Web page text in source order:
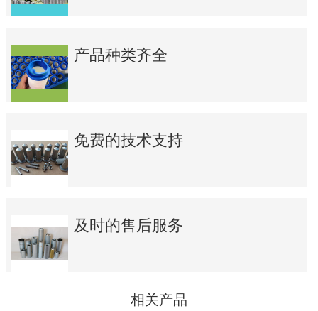
产品种类齐全
免费的技术支持
及时的售后服务
相关产品